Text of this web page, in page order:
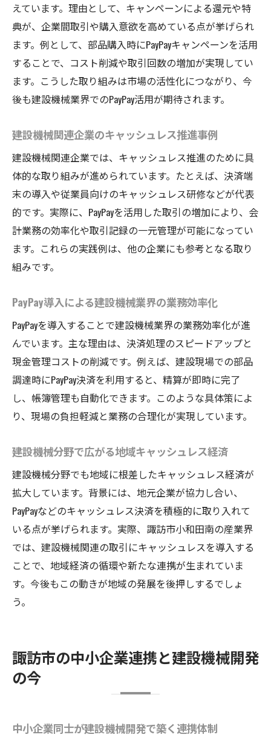
えています。理由として、キャンペーンによる還元や特
典が、企業間取引や購入意欲を高めている点が挙げられ
ます。例として、部品購入時にPayPayキャンペーンを活用
することで、コスト削減や取引回数の増加が実現してい
ます。こうした取り組みは市場の活性化につながり、今
後も建設機械業界でのPayPay活用が期待されます。
建設機械関連企業のキャッシュレス推進事例
建設機械関連企業では、キャッシュレス推進のために具
体的な取り組みが進められています。たとえば、決済端
末の導入や従業員向けのキャッシュレス研修などが代表
的です。実際に、PayPayを活用した取引の増加により、会
計業務の効率化や取引記録の一元管理が可能になってい
ます。これらの実践例は、他の企業にも参考となる取り
組みです。
PayPay導入による建設機械業界の業務効率化
PayPayを導入することで建設機械業界の業務効率化が進
んでいます。主な理由は、決済処理のスピードアップと
現金管理コストの削減です。例えば、建設現場での部品
調達時にPayPay決済を利用すると、精算が即時に完了
し、帳簿管理も自動化できます。このような具体策によ
り、現場の負担軽減と業務の合理化が実現しています。
建設機械分野で広がる地域キャッシュレス経済
建設機械分野でも地域に根差したキャッシュレス経済が
拡大しています。背景には、地元企業が協力し合い、
PayPayなどのキャッシュレス決済を積極的に取り入れて
いる点が挙げられます。実際、諏訪市小和田南の産業界
では、建設機械関連の取引にキャッシュレスを導入する
ことで、地域経済の循環や新たな連携が生まれていま
す。今後もこの動きが地域の発展を後押しするでしょ
う。
諏訪市の中小企業連携と建設機械開発
の今
中小企業同士が建設機械開発で築く連携体制